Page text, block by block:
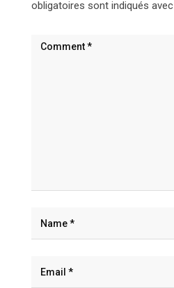
obligatoires sont indiqués avec